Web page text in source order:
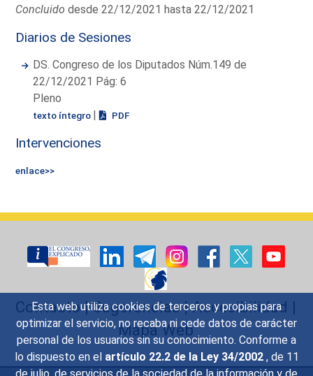
Esta web utiliza cookies de terceros y propias para
optimizar el servicio, no recaba ni cede datos de carácter
personal de los usuarios sin su conocimiento. Conforme a
lo dispuesto en el artículo 22.2 de la Ley 34/2002 , de 11
Concluido desde 22/12/2021 hasta 22/12/2021
Diarios de Sesiones
DS. Congreso de los Diputados Núm.149 de
22/12/2021 Pág: 6
Pleno
texto íntegro | PDF
Intervenciones
enlace>>
Contacto|Sugerencias|Accesibilidad |
Mapa Web